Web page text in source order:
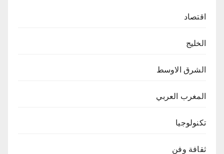
اقتصاد
الخليج
الشرق الاوسط
المغرب العربي
تكنولوجيا
ثقافة وفن